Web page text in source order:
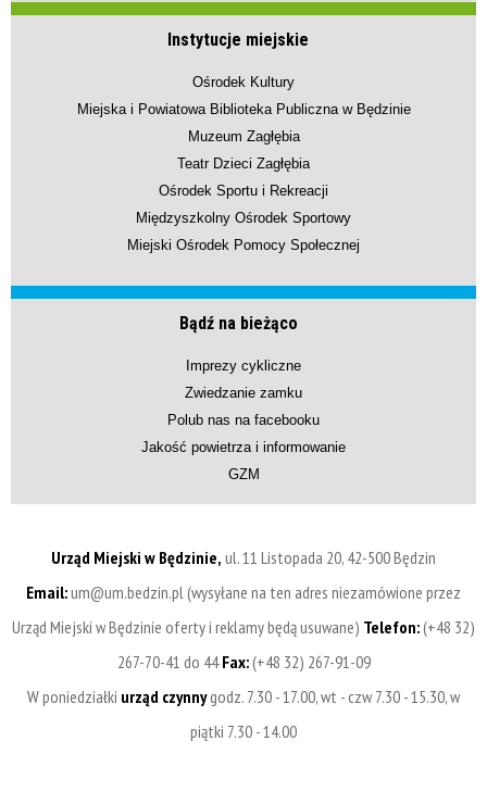
Instytucje miejskie
Ośrodek Kultury
Miejska i Powiatowa Biblioteka Publiczna w Będzinie
Muzeum Zagłębia
Teatr Dzieci Zagłębia
Ośrodek Sportu i Rekreacji
Międzyszkolny Ośrodek Sportowy
Miejski Ośrodek Pomocy Społecznej
Bądź na bieżąco
Imprezy cykliczne
Zwiedzanie zamku
Polub nas na facebooku
Jakość powietrza i informowanie
GZM
Urząd Miejski w Będzinie, ul. 11 Listopada 20, 42-500 Będzin
Email:um@um.bedzin.pl (wysyłane na ten adres niezamówione przez
Urząd Miejski w Będzinie oferty i reklamy będą usuwane) Telefon:(+48 32)
267-70-41 do 44Fax:(+48 32) 267-91-09
W poniedziałki urząd czynnygodz. 7.30 - 17.00, wt - czw 7.30 - 15.30, w
piątki 7.30 - 14.00